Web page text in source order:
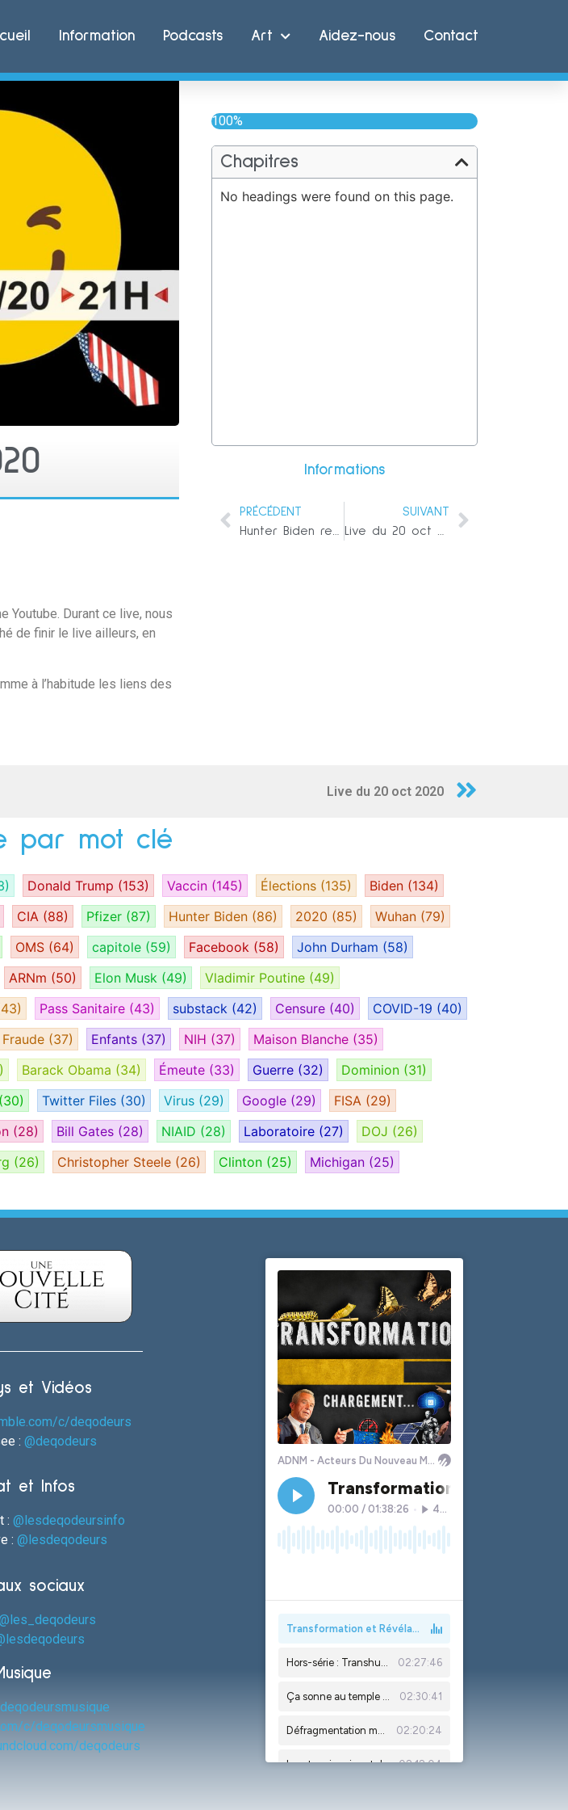
Information Podcasts Art Aidez-nous Contact
Youtube. Durant ce live, nous
de finir le live ailleurs, en
à l’habitude les liens des
100%
Chapitres
No headings were found on this page.
Informations
PRÉCÉDENT
SUIVANT
Live du 20 oct 2020
par mot clé
Donald Trump (153) Vaccin (145) Élections (135) Biden (134)
CIA (88) Pfizer (87) Hunter Biden (86) 2020 (85) Wuhan (79)
OMS (64) capitole (59) Facebook (58) John Durham (58)
ARNm (50) Elon Musk (49) Vladimir Poutine (49)
Pass Sanitaire (43) substack (42) Censure (40) COVID-19 (40)
Fraude (37) Enfants (37) NIH (37) Maison Blanche (35)
Barack Obama (34) Émeute (33) Guerre (32) Dominion (31)
(30) Twitter Files (30) Virus (29) Google (29) FISA (29)
(28) Bill Gates (28) NIAID (28) Laboratoire (27) DOJ (26)
(26) Christopher Steele (26) Clinton (25) Michigan (25)
et Vidéos
c/deqodeurs
: @deqodeurs
et Infos
:@lesdeqodeursinfo
:@lesdeqodeurs
sociaux
c/deqodeursmusique
deqodeurs